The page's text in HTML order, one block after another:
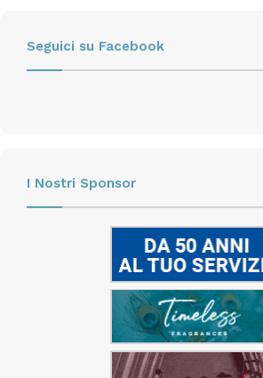
Seguici su Facebook
I Nostri Sponsor